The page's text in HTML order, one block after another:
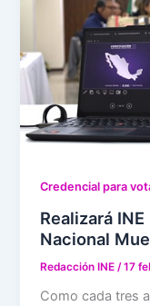
Credencial para
Realizará
Nacional
Redacción INE /17
Como cada tres